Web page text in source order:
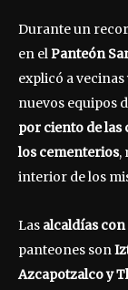
Durante un
en elPanteón
explicó a
nuevos equipos
por ciento de las
los cementerios,
interior de los
Las alcaldías
panteones son
Azcapotzalco y